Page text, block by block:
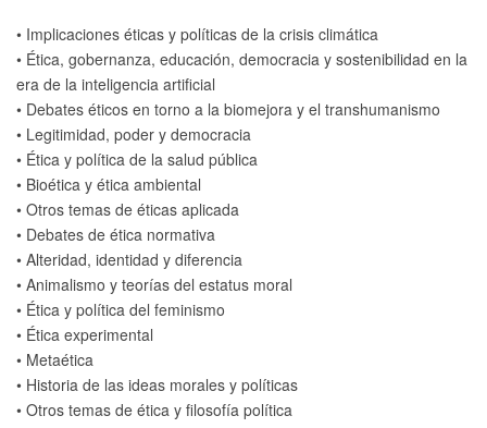
• Implicaciones éticas y políticas de la crisis climática
• Ética, gobernanza, educación, democracia y sostenibilidad en la
era de la inteligencia artificial
• Debates éticos en torno a la biomejora y el transhumanismo
• Legitimidad, poder y democracia
• Ética y política de la salud pública
• Bioética y ética ambiental
• Otros temas de éticas aplicada
• Debates de ética normativa
• Alteridad, identidad y diferencia
• Animalismo y teorías del estatus moral
• Ética y política del feminismo
• Ética experimental
• Metaética
• Historia de las ideas morales y políticas
• Otros temas de ética y filosofía política